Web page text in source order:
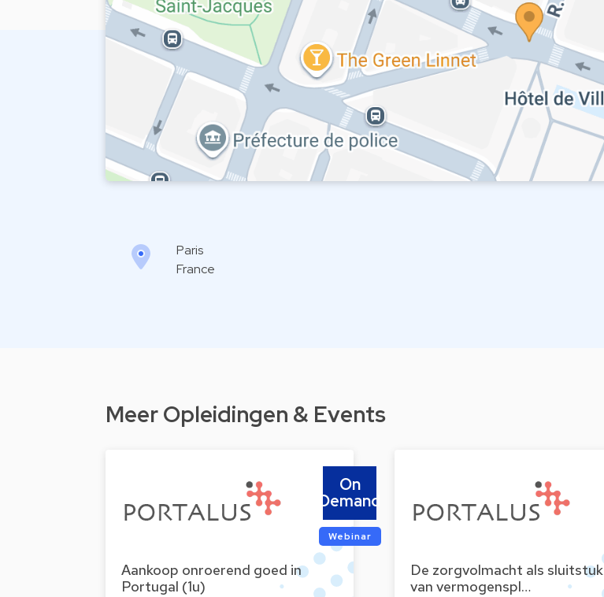
Paris
France
Meer Opleidingen & Events
Aankoop onroerend goed in
Portugal (1u)
On
Demand
Webinar
De zorgvolmacht als sluitstuk
van vermogenspl…